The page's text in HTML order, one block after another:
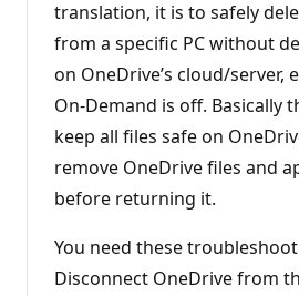
translation, it is to safely
from a specific PC without
on OneDrive’s cloud/server,
On-Demand is off. Basically
keep all files safe on
remove OneDrive files and
before returning it.
You need these
Disconnect OneDrive from